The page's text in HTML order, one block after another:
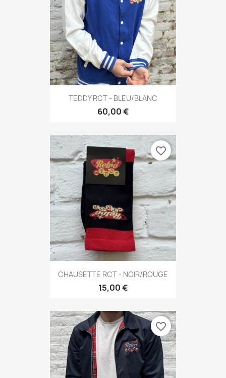
TEDDY RCT - BLEU/BLANC
60,00 €
CHAUSETTE RCT - NOIR/ROUGE
15,00 €
favorite_border
favorite_border